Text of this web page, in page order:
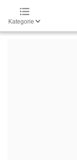
Kategorie